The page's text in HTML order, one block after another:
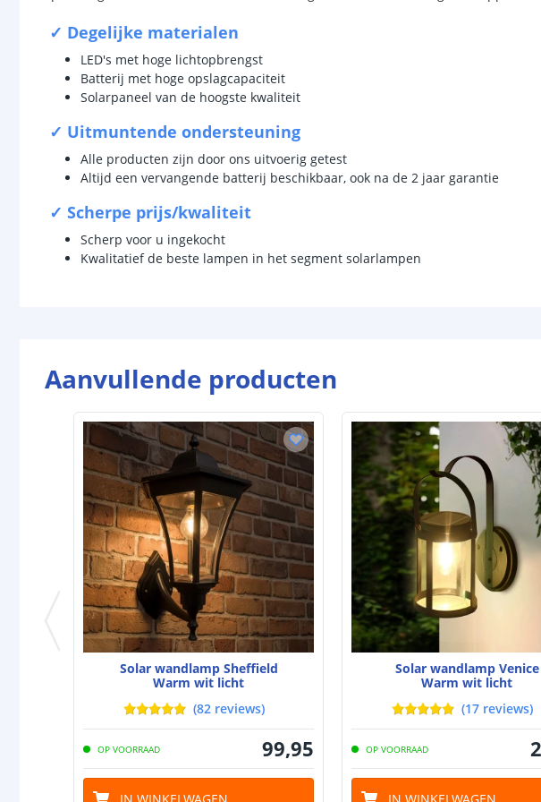
✓ Degelijke materialen
LED's met hoge lichtopbrengst
Batterij met hoge opslagcapaciteit
Solarpaneel van de hoogste kwaliteit
✓ Uitmuntende ondersteuning
Alle producten zijn door ons uitvoerig getest
Altijd een vervangende batterij beschikbaar, ook na de 2 jaar garantie
✓ Scherpe prijs/kwaliteit
Scherp voor u ingekocht
Kwalitatief de beste lampen in het segment solarlampen
Aanvullende producten
Solar wandlamp Sheffield
Warm wit licht
(82 reviews)
OP VOORRAAD 99,95
IN WINKELWAGEN
Solar wandlamp Venice
Warm wit licht
(17 reviews)
OP VOORRAAD
IN WINKELWAGEN